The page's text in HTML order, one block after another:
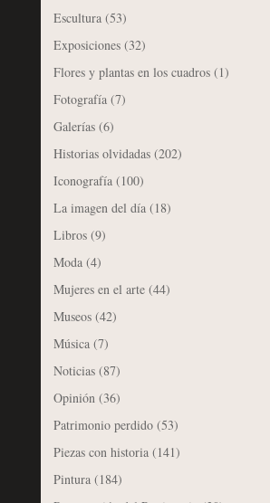
Escultura(53)
Exposiciones(32)
Flores y plantas en los cuadros(1)
Fotografía(7)
Galerías(6)
Historias olvidadas(202)
Iconografía(100)
La imagen del día(18)
Libros(9)
Moda(4)
Mujeres en el arte(44)
Museos(42)
Música(7)
Noticias(87)
Opinión(36)
Patrimonio perdido(53)
Piezas con historia(141)
Pintura(184)